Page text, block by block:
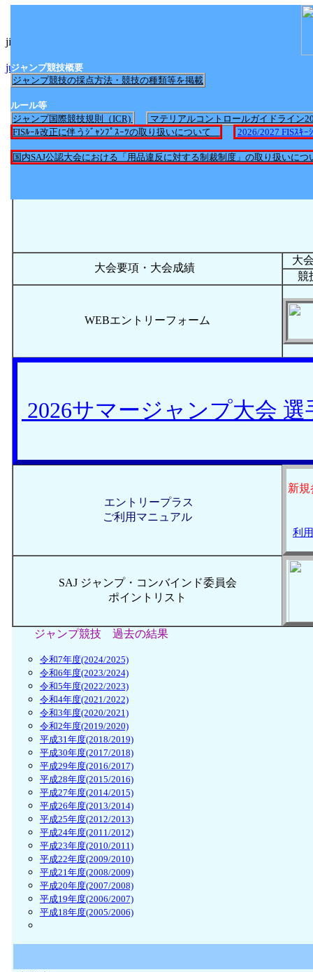
大会要項・大会成績
大
競
WEBエントリーフォーム
2026サマージャンプ大会
エントリープラス
ご利用マニュアル
新
利
SAJ ジャンプ・コンバインド委員会
ポイントリスト
ジャンプ競技 過去の結果
令和7年度(2024/2025)
令和6年度(2023/2024)
令和5年度(2022/2023)
令和4年度(2021/2022)
令和3年度(2020/2021)
令和2年度(2019/2020)
平成31年度(2018/2019)
平成30年度(2017/2018)
平成29年度(2016/2017)
平成28年度(2015/2016)
平成27年度(2014/2015)
平成26年度(2013/2014)
平成25年度(2012/2013)
平成24年度(2011/2012)
平成23年度(2010/2011)
平成22年度(2009/2010)
平成21年度(2008/2009)
平成20年度(2007/2008)
平成19年度(2006/2007)
平成18年度(2005/2006)
ジャンプ競技概要
ジャンプ競技の採点方法・競技の種類等を掲載
ルール等
ジャンプ国際競技規則（ICR)
マテリアルコントロールガイドライ
FISﾙｰﾙ改正に伴うｼﾞｬﾝﾌﾟｽｰﾂの取り扱いについて
2026/2027 FISｽｷ
国内SAJ公認大会における「用品違反に対する制裁制度」の取り扱いにつ
jimp_nittei2017.htmlへのリンク
jump_nittei2025.htmlへのリンク